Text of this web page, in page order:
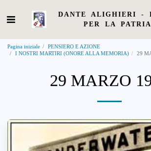
DANTE ALIGHIERI -
PER LA PATRIA
Pagina iniziale
PENSIERO E AZIONE
I NOSTRI MARTIRI (ONORE ALLA MEMORIA)
29
29 MARZO